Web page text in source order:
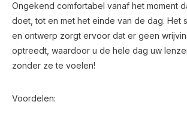
Ongekend comfortabel vanaf het moment
doet, tot en met het einde van de dag. Het
en ontwerp zorgt ervoor dat er geen
optreedt, waardoor u de hele dag uw
zonder ze te voelen!
Voordelen: